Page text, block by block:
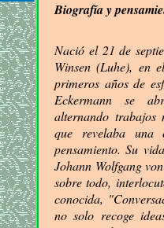
Biografía y
Nació el 21 de
Winsen (Luhe), en
primeros años de
Eckermann se
alternando trabajos
que revelaba
pensamiento. Su
Johann Wolfgang
sobre todo,
conocida,
no solo recoge